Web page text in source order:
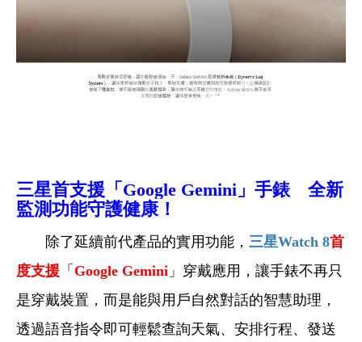
三星首支援「Google Gemini」手錶 全新
監測功能守護健康！
除了延續前代產品的實用功能， 三星Watch 8首
度支援 「 Google Gemini 」穿戴應用，讓手錶不再只
是穿戴裝置，而是能與用戶自然對話的智慧助理，
透過語音指令即可輕鬆查詢天氣、安排行程、發送